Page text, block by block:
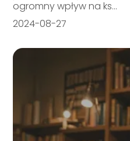
ogromny wpływ na ks...
2024-08-27